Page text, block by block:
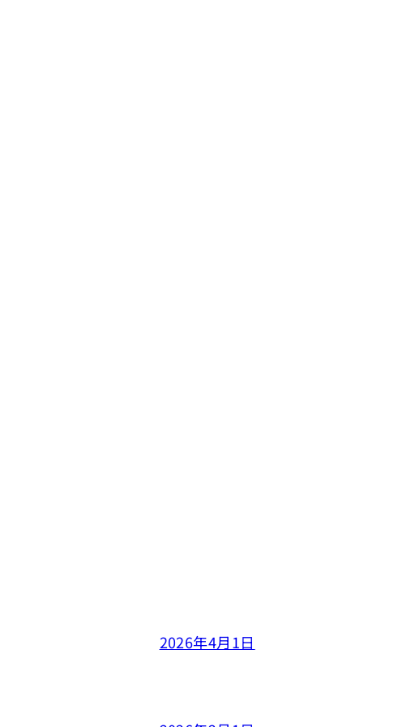
2026年4月1日